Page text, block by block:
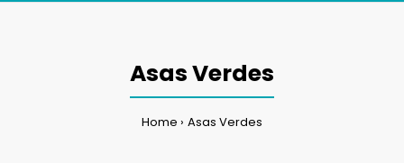
Asas Verdes
Home Asas Verdes